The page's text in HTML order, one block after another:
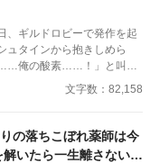
今世の自身が帰ってくる
のでかなり読み辛いし、分
いします。主人公がボー
トックが切れ
、ギルドロビーで発作を起
ュタインから抱きしめら
……俺の酸素……！」と叫
文字数：82,158
の落ちこぼれ薬師は今
いたら一生離さないと